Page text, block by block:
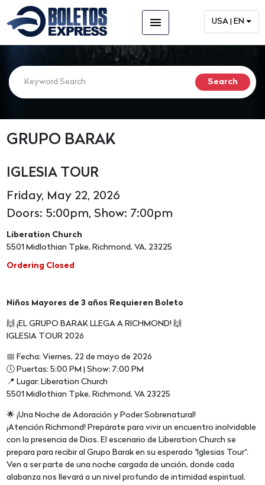
menu USA | EN
GRUPO BARAK
IGLESIA TOUR
Friday, May 22, 2026
Doors: 5:00pm, Show: 7:00pm
Liberation Church
5501 Midlothian Tpke, Richmond, VA, 23225
Ordering Closed
Niños Mayores de 3 años Requieren Boleto
🙌 ¡EL GRUPO BARAK LLEGA A RICHMOND! 🙌
IGLESIA TOUR 2026
📅 Fecha: Viernes, 22 de mayo de 2026
🕔 Puertas: 5:00 PM | Show: 7:00 PM
📍 Lugar: Liberation Church
5501 Midlothian Tpke, Richmond, VA 23225
🌟 ¡Una Noche de Adoración y Poder Sobrenatural!
¡Atención Richmond! Prepárate para vivir un encuentro inolvidable
con la presencia de Dios. El escenario de Liberation Church se
prepara para recibir al Grupo Barak en su esperado "Iglesias Tour".
Ven a ser parte de una noche cargada de unción, donde cada
alabanza nos llevará a un nivel profundo de intimidad espiritual.